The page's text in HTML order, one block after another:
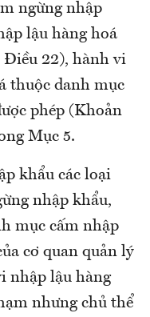
ngừng nhập
lậu hàng hoá
Điều 22), hành vi
thuộc danh mục
phép (Khoản
Mục 5.
khẩu các loại
nhập khẩu,
mục cấm nhập
cơ quan quản lý
nhập lậu hàng
nhưng chủ thể